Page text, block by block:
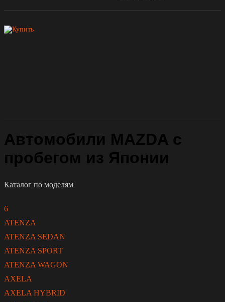
Автомобили MAZDA с
пробегом из Японии
Каталог по моделям
6
ATENZA
ATENZA SEDAN
ATENZA SPORT
ATENZA WAGON
AXELA
AXELA HYBRID